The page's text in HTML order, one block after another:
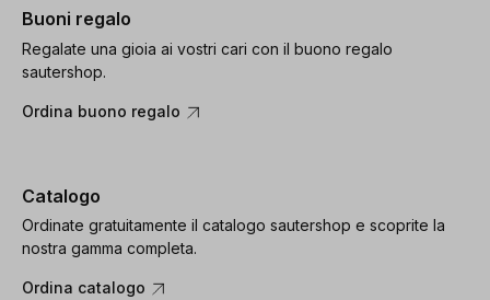
Buoni regalo
Regalate una gioia ai vostri cari con il buono regalo
sautershop.
Ordina buono regalo
Catalogo
Ordinate gratuitamente il catalogo sautershop e scoprite la
nostra gamma completa.
Ordina catalogo